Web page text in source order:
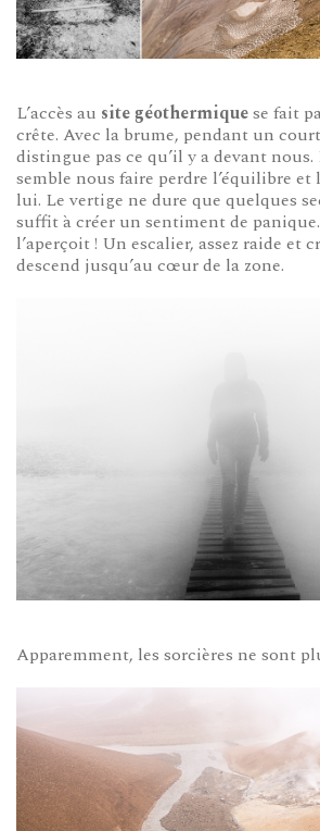
L’accès au site géothermiquese fait
crête. Avec la brume, pendant un
distingue pas ce qu’il y a devant
semble nous faire perdre l’équilibre
lui. Le vertige ne dure que quelques
suffit à créer un sentiment de
l’aperçoit ! Un escalier, assez raide et
descend jusqu’au cœur de la zone.
Apparemment, les sorcières ne sont